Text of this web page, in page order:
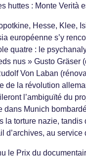
huttes : Monte Verità
Hesse, Klee,
européenne s’y
quatre : le
nus » Gusto Gräser
Von Laban
de la révolution
l’ambiguïté du
dans Munich
la torture nazie,
d’archives, au
le Prix du